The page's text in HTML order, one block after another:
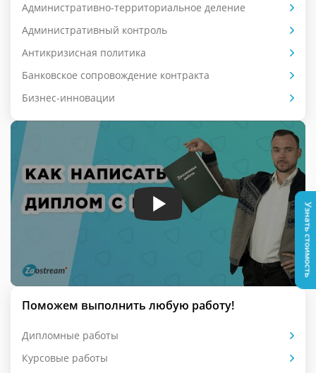
Административно-территориальное деление
Административный контроль
Антикризисная политика
Банковское сопровождение контракта
Бизнес-инновации
Поможем выполнить любую работу!
Дипломные работы
Курсовые работы
Узнать стоимость